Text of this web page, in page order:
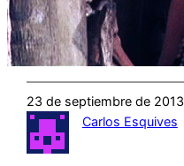
23 de septiembre de 2013
Carlos Esquives